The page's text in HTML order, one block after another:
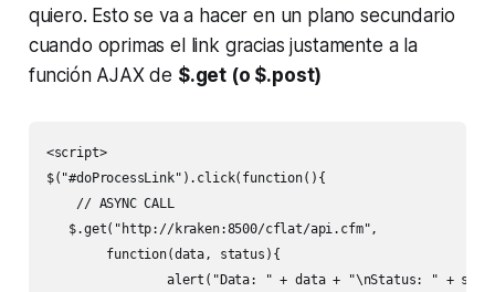
quiero. Esto se va a hacer en un plano secundario
cuando oprimas el link gracias justamente a la
función AJAX de $.get (o $.post)
<script>
$("#doProcessLink").click(function(){
    // ASYNC CALL
   $.get("http://kraken:8500/cflat/api.cfm",
        function(data, status){
alert("Data: " + data + "\nStatus: " +